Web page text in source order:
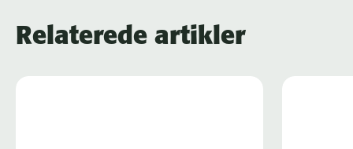
Relaterede artikler